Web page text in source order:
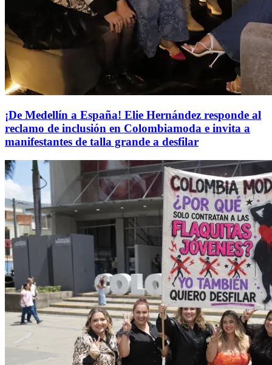
¡De Medellín a España! Elie Hernández responde al
reclamo de inclusión en Colombiamoda e invita a
manifestantes de talla grande a desfilar